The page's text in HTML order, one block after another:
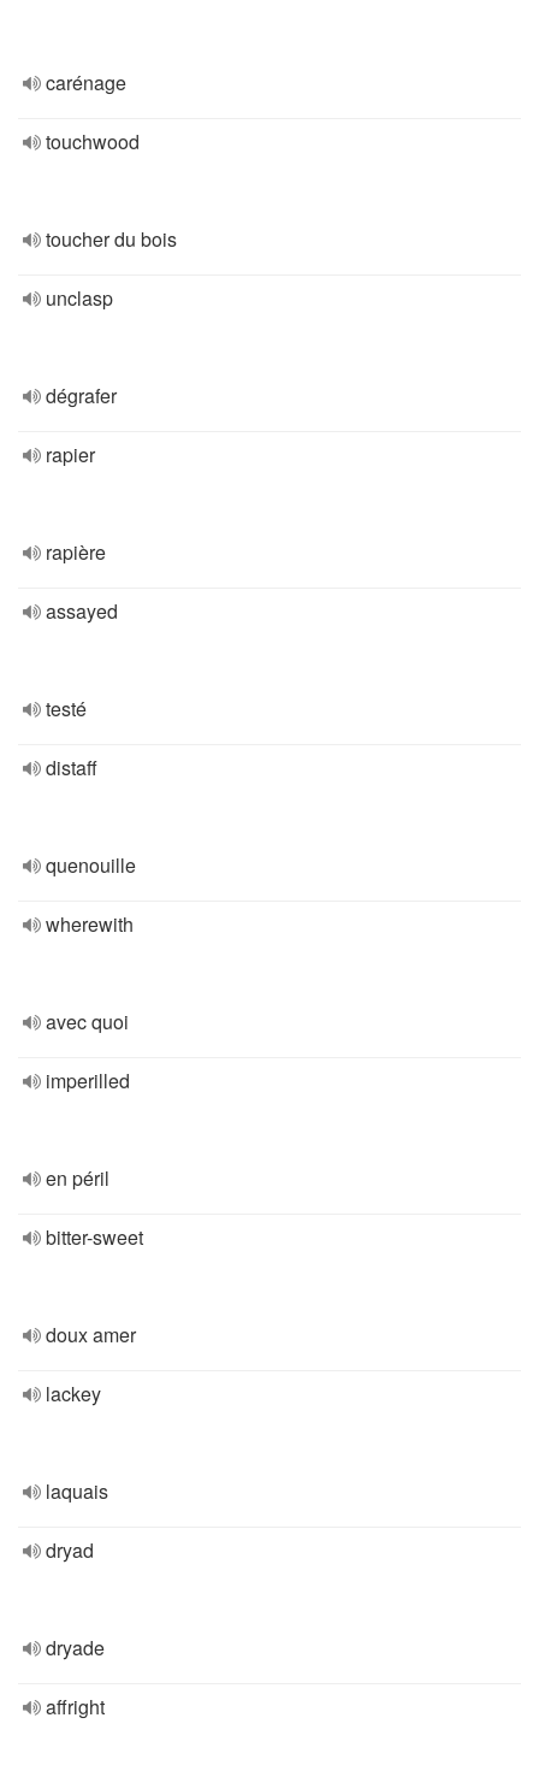
carénage
touchwood
toucher du bois
unclasp
dégrafer
rapier
rapière
assayed
testé
distaff
quenouille
wherewith
avec quoi
imperilled
en péril
bitter-sweet
doux amer
lackey
laquais
dryad
dryade
affright